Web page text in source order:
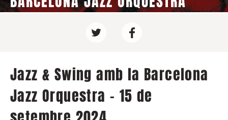
Jazz & Swing amb la Barcelona
Jazz Orquestra - 15 de